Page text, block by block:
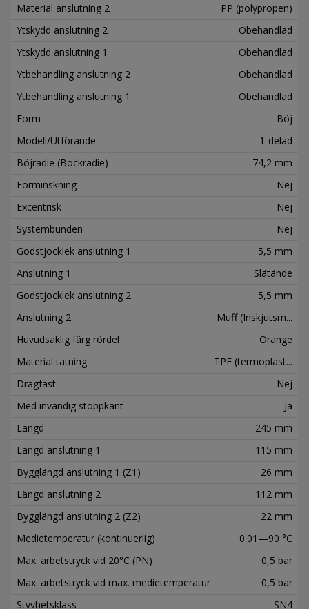
Material anslutning 2
PP (polypropen)
Ytskydd anslutning 2
Obehandlad
Ytskydd anslutning 1
Obehandlad
Ytbehandling anslutning 2
Obehandlad
Ytbehandling anslutning 1
Obehandlad
Form
Böj
Modell/Utförande
1-delad
Böjradie (Bockradie)
74,2 mm
Förminskning
Nej
Excentrisk
Nej
Systembunden
Nej
Godstjocklek anslutning 1
5,5 mm
Anslutning 1
Slätände
Godstjocklek anslutning 2
5,5 mm
Anslutning 2
Muff (Inskjutsm...
Huvudsaklig färg rördel
Orange
Material tätning
TPE (termoplast...
Dragfast
Nej
Med invändig stoppkant
Ja
Längd
245 mm
Längd anslutning 1
115 mm
Bygglängd anslutning 1 (Z1)
26 mm
Längd anslutning 2
112 mm
Bygglängd anslutning 2 (Z2)
22 mm
Medietemperatur (kontinuerlig)
0.01—90 °C
Max. arbetstryck vid 20°C (PN)
0,5 bar
Max. arbetstryck vid max. medietemperatur
0,5 bar
Styvhetsklass
SN4